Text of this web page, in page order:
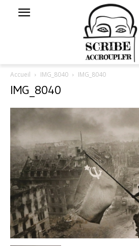
Accueil IMG_8040 IMG_8040
IMG_8040